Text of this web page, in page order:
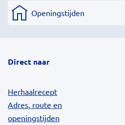
Openingstijden
Direct naar
Herhaalrecept
Adres, route en
openingstijden